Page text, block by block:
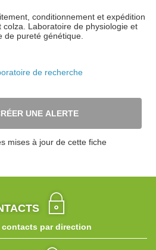
conditionnement et expédition
Laboratoire de physiologie et
de pureté génétique.
de recherche
UNE ALERTE
mises à jour de cette fiche
contacts par direction